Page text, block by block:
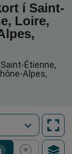
í Saint-
Loire,
Étienne,
Alpes,